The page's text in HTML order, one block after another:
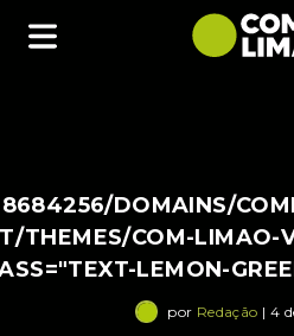
DOMAINS/
THEMES/COM-LIMAO-
LEMON-
por Redação | 4